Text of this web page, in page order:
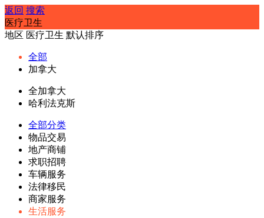
返回 搜索
医疗卫生
地区 医疗卫生 默认排序
全部
加拿大
全加拿大
哈利法克斯
全部分类
物品交易
地产商铺
求职招聘
车辆服务
法律移民
商家服务
生活服务